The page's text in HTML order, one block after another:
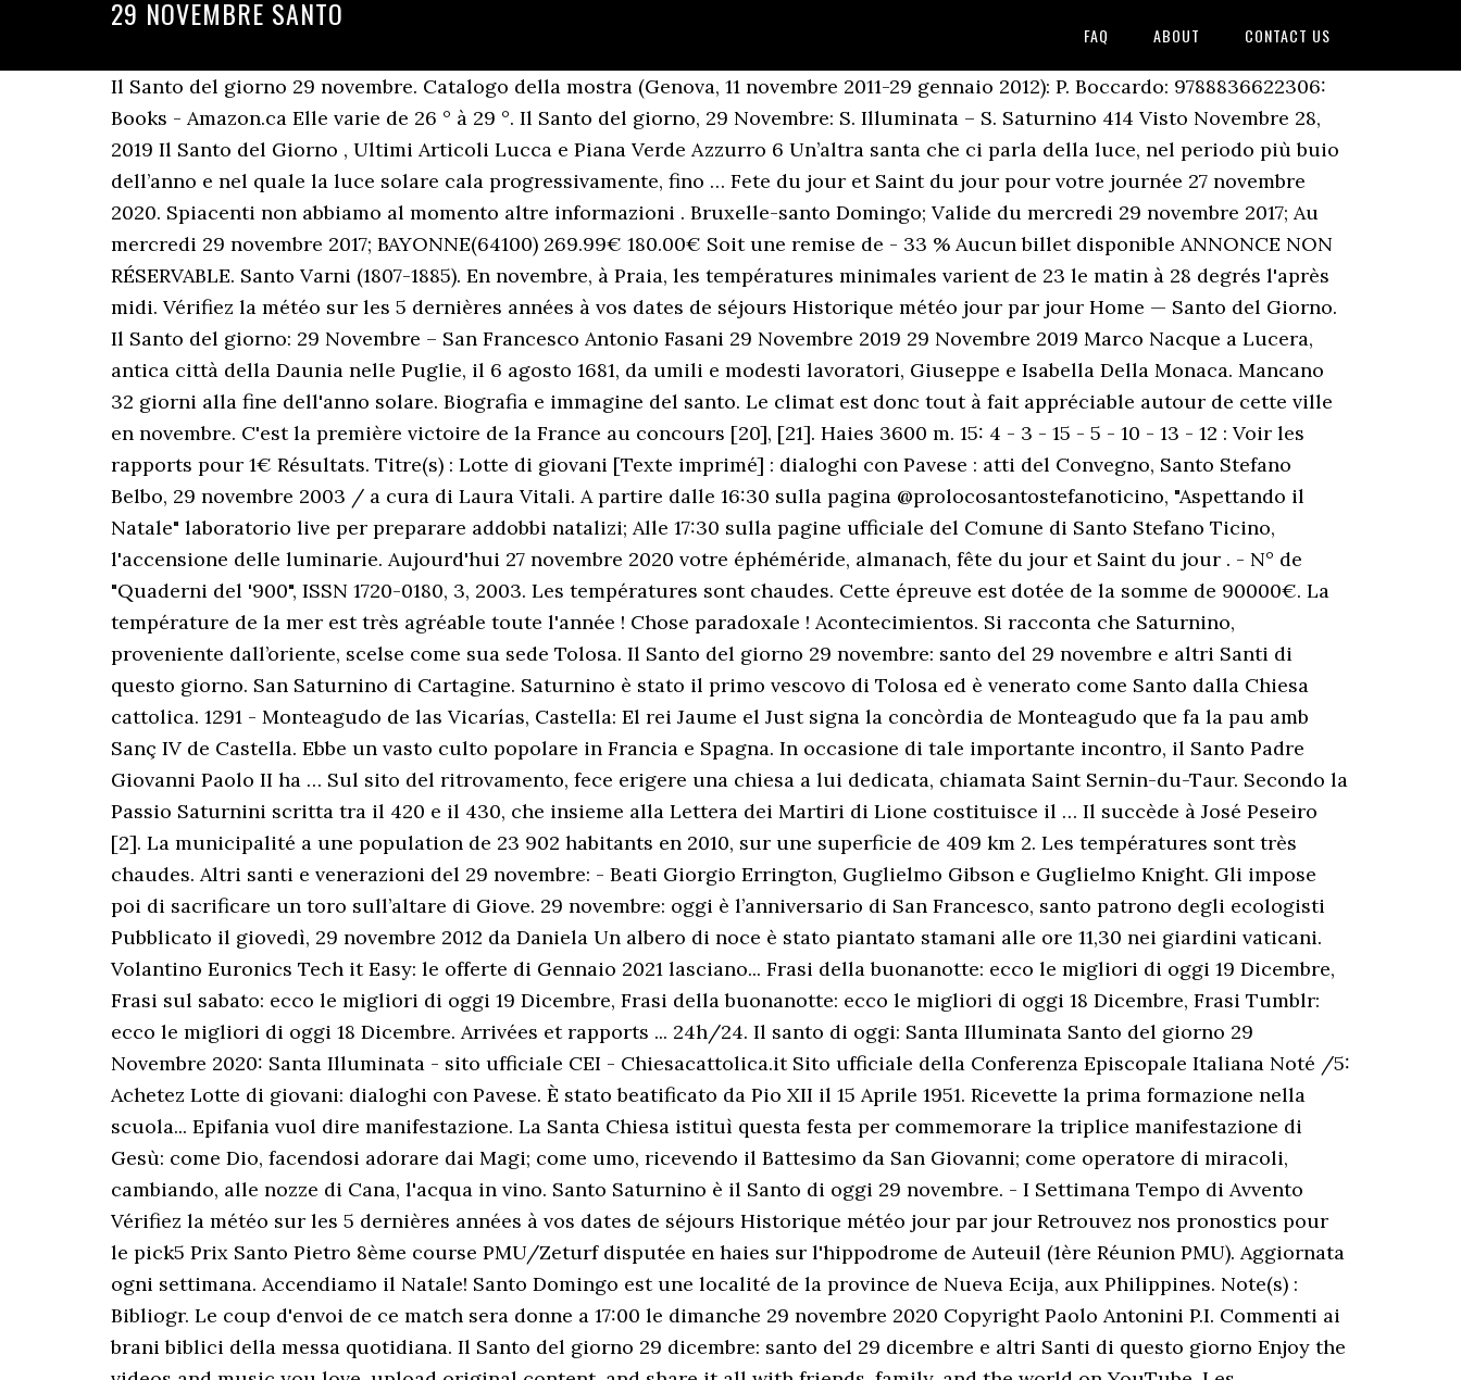
29 NOVEMBRE SANTO
FAQ ABOUT CONTACT US
Il Santo del giorno 29 novembre. Catalogo della mostra (Genova, 11 novembre 2011-29 gennaio 2012): P. Boccardo: 9788836622306: Books - Amazon.ca Elle varie de 26 ° à 29 °. Il Santo del giorno, 29 Novembre: S. Illuminata – S. Saturnino 414 Visto Novembre 28, 2019 Il Santo del Giorno , Ultimi Articoli Lucca e Piana Verde Azzurro 6 Un’altra santa che ci parla della luce, nel periodo più buio dell’anno e nel quale la luce solare cala progressivamente, fino … Fete du jour et Saint du jour pour votre journée 27 novembre 2020. Spiacenti non abbiamo al momento altre informazioni . Bruxelle-santo Domingo; Valide du mercredi 29 novembre 2017; Au mercredi 29 novembre 2017; BAYONNE(64100) 269.99€ 180.00€ Soit une remise de - 33 % Aucun billet disponible ANNONCE NON RÉSERVABLE. Santo Varni (1807-1885). En novembre, à Praia, les températures minimales varient de 23 le matin à 28 degrés l'après midi. Vérifiez la météo sur les 5 dernières années à vos dates de séjours Historique météo jour par jour Home — Santo del Giorno. Il Santo del giorno: 29 Novembre – San Francesco Antonio Fasani 29 Novembre 2019 29 Novembre 2019 Marco Nacque a Lucera, antica città della Daunia nelle Puglie, il 6 agosto 1681, da umili e modesti lavoratori, Giuseppe e Isabella Della Monaca. Mancano 32 giorni alla fine dell'anno solare. Biografia e immagine del santo. Le climat est donc tout à fait appréciable autour de cette ville en novembre. C'est la première victoire de la France au concours [20], [21]. Haies 3600 m. 15: 4 - 3 - 15 - 5 - 10 - 13 - 12 : Voir les rapports pour 1€ Résultats. Titre(s) : Lotte di giovani [Texte imprimé] : dialoghi con Pavese : atti del Convegno, Santo Stefano Belbo, 29 novembre 2003 / a cura di Laura Vitali. A partire dalle 16:30 sulla pagina @prolocosantostefanoticino, "Aspettando il Natale" laboratorio live per preparare addobbi natalizi; Alle 17:30 sulla pagine ufficiale del Comune di Santo Stefano Ticino, l'accensione delle luminarie. Aujourd'hui 27 novembre 2020 votre éphéméride, almanach, fête du jour et Saint du jour . - N° de "Quaderni del '900", ISSN 1720-0180, 3, 2003. Les températures sont chaudes. Cette épreuve est dotée de la somme de 90000€. La température de la mer est très agréable toute l'année ! Chose paradoxale ! Acontecimientos. Si racconta che Saturnino, proveniente dall’oriente, scelse come sua sede Tolosa. Il Santo del giorno 29 novembre: santo del 29 novembre e altri Santi di questo giorno. San Saturnino di Cartagine. Saturnino è stato il primo vescovo di Tolosa ed è venerato come Santo dalla Chiesa cattolica. 1291 - Monteagudo de las Vicarías, Castella: El rei Jaume el Just signa la concòrdia de Monteagudo que fa la pau amb Sanç IV de Castella. Ebbe un vasto culto popolare in Francia e Spagna. In occasione di tale importante incontro, il Santo Padre Giovanni Paolo II ha … Sul sito del ritrovamento, fece erigere una chiesa a lui dedicata, chiamata Saint Sernin-du-Taur. Secondo la Passio Saturnini scritta tra il 420 e il 430, che insieme alla Lettera dei Martiri di Lione costituisce il … Il succède à José Peseiro [2]. La municipalité a une population de 23 902 habitants en 2010, sur une superficie de 409 km 2. Les températures sont très chaudes. Altri santi e venerazioni del 29 novembre: - Beati Giorgio Errington, Guglielmo Gibson e Guglielmo Knight. Gli impose poi di sacrificare un toro sull’altare di Giove. 29 novembre: oggi è l’anniversario di San Francesco, santo patrono degli ecologisti Pubblicato il giovedì, 29 novembre 2012 da Daniela Un albero di noce è stato piantato stamani alle ore 11,30 nei giardini vaticani. Volantino Euronics Tech it Easy: le offerte di Gennaio 2021 lasciano... Frasi della buonanotte: ecco le migliori di oggi 19 Dicembre, Frasi sul sabato: ecco le migliori di oggi 19 Dicembre, Frasi della buonanotte: ecco le migliori di oggi 18 Dicembre, Frasi Tumblr: ecco le migliori di oggi 18 Dicembre. Arrivées et rapports ... 24h/24. Il santo di oggi: Santa Illuminata Santo del giorno 29 Novembre 2020: Santa Illuminata - sito ufficiale CEI - Chiesacattolica.it Sito ufficiale della Conferenza Episcopale Italiana Noté /5: Achetez Lotte di giovani: dialoghi con Pavese. È stato beatificato da Pio XII il 15 Aprile 1951. Ricevette la prima formazione nella scuola... Epifania vuol dire manifestazione. La Santa Chiesa istituì questa festa per commemorare la triplice manifestazione di Gesù: come Dio, facendosi adorare dai Magi; come umo, ricevendo il Battesimo da San Giovanni; come operatore di miracoli, cambiando, alle nozze di Cana, l'acqua in vino. Santo Saturnino è il Santo di oggi 29 novembre. - I Settimana Tempo di Avvento Vérifiez la météo sur les 5 dernières années à vos dates de séjours Historique météo jour par jour Retrouvez nos pronostics pour le pick5 Prix Santo Pietro 8ème course PMU/Zeturf disputée en haies sur l'hippodrome de Auteuil (1ère Réunion PMU). Aggiornata ogni settimana. Accendiamo il Natale! Santo Domingo est une localité de la province de Nueva Ecija, aux Philippines. Note(s) : Bibliogr. Le coup d'envoi de ce match sera donne a 17:00 le dimanche 29 novembre 2020 Copyright Paolo Antonini P.I. Commenti ai brani biblici della messa quotidiana. Il Santo del giorno 29 dicembre: santo del 29 dicembre e altri Santi di questo giorno Enjoy the videos and music you love, upload original content, and share it all with friends, family, and the world on YouTube. Les précipitations moyennes sont de 103 mm, pour 20 jours sans pluie. Ajouter au panier. Vescovo e martire. Avec 76mm sur 15 jours, vous risquez de vous faire mouiller un peu pendant votre séjour. Altri santi e beati venerati oggi 29 Novembre. Prévisions météo détaillées à 3 heures pour Santo Domingo - Dimanche 29 Novembre - prévisions à 10 jours sur MeteoSun Onomastico di oggi 29 Novembre è L'onomastico del giorno è: Saturnino, Saturno, Saturnina . Iles de la mer Égée . p. 107-111. Catalogo della mostra (Padova, Museo civico al Santo, 22 settembre-29 novembre 1996): F. Castellani: 9788885155305: Books - Amazon.ca Pertanto non può essere considerato in alcun modo un prodotto editoriale ai sensi della L. n. 62 del 7/3/2001. Le 29 novembre 2020, Valentina remporte l'Eurovision junior avec 200 points, devant les candidats du Kazakhstan (152 points) et de l'Espagne (133 points). Programme de la journée. Espirito Santo ES(U20) vs Rio Grande do Norte(U20) le 29 Novembre 2017 en Monde: Club Friendlies sur livescore.bz. Aujourd'hui, 27 novembre 2020. 29 novembre: San Saturnino di Tolosa, vescovo e martire Alessio Yandusheff-Rumiantseff 29 Novembre 2019 1 minuto di lettura Saturnino, originario di Patrasso e vescovo di Tolosa del III secolo, è uno dei santi più popolari in Francia e in Spagna, dov’è considerato protettore delle corride. Style musical et influences. Inoltre, la sua affermazione di non temere l’ira del dio Giove che riteneva inesistente, inferocì la folla. Il vescovo si rifiutò di immolare l’animale. I pagani ritennero il suo gesto un oltraggio alla divinità. 02174880449 -. Se nel sito vi sono immagini o testi che non rispettano la proprietà intellettuale contattateci e risolveremo immediatamente la situazione, Il materiale in questo sito è di proprietà di TuttoAbruzzo, nel caso venga copiato si chiede sempre di citare la fonte. don Marco Scandelli (Omelia del 29-11-2020) #2minutiDiVangelo - Domenica 29/11 - Chi veglia non ha bisogno della sveglia! Inscription Connexion. Température moyenne le 29 novembre 00 h 03 h 06 h 09 h 12 h 15 h 18 h 21 h 00 h 3 °C 4 °C 5 °C 6 °C 7 °C 8 °C 9 °C 10 °C Santo Domingo de la Calzada Santo Domingo de la Calzada Eugene Eugene. Cette annonce n'est plus réservable Le droit de rétractation et la garantie légale ne s'appliquent pas à la vente de billets entre particuliers. Santo del giorno e onomastico del 29 novembre: San Francesco Antonio Fasani, il frate che parlava con i poveri e con i carcerati. Il 29 novembre è il 333º giorno del calendario gregoriano (il 334º negli anni bisestili). Martire. Clemente di Roma fu il terzo successore di San Pietro, regnando come papa nell’ultimo decennio del I secolo. I racconti della vita di San Saturnino sono arrivati a noi da alcune cronache del V° secolo. Saturnino, vescovo di Tolosa, è uno dei santi più popolari in Francia e in Spagna, dov'è considerato protettore delle corride (non si dice però se protegga Prix Santo Pietro dimanche 29 novembre 2015. sport Live poker turf. 80 % of 100 | 1 avis Ajoutez votre commentaire. I resti vennero ritrovati nel VI secolo dal duca Leunebaldo. C'è forse qualcosa per cui dobbiamo avere paura? C'est Esporte Clube Santo Andre qui recoit Clube Nautico Capibaribe pour ce match bresilien du dimanche 29 novembre … 27,10 $ Voir les quantités en succursale. En ce mois de novembre, la température moyenne à Porto Santo est de 22° (la température maximale étant de 22° et la température minimale de 21°). Le coup d'envoi de ce match sera donne a 18:30 le dimanche 29 novembre 2020 Suivez le match Santo Andre - Nautico en direct LIVE ! Les mois les plus pluvieux sont : avril, mai et novembre . 800 - Carlo Magno arriva a Roma per indagare sui presunti crimini di Papa Leone III. Un giorno la folla inferocita dalla presunta influenza negativa del futuro santo, lo circondò minacciosamente. L’idole de Valentina est Ariana Grande [7]. Atti del Convegno (Santo Stefano Belbo, 29 novembre 2003) de Vitali, L.: ISBN: 9788881473298 sur amazon.fr, des … Resultats en direct du match Santo Domingo - Costa Artabra (Liga EBA - Espagne). Vin blanc | 750 ml | Grèce . Administrator 29 November 2020 . Quedan 32 días para finalizar el año. Le 1 er juin 2016, il rejoint son ancien club, le FC Porto, mais en tant qu'entraîneur. R1C8 - Course haies sur 3600m pour ce pick5, départ 16:15 - pick5. Consulter les statistiques et le résultat de la rencontre entre Santo Andre et Nautico. Morti il 29 novembre. Les températures moyennes s'échelonnent de 25 ° (février) à 29 ° (juillet). Santo Saturnino è il Santo di oggi 29 novembre. Oggi si celebra San S